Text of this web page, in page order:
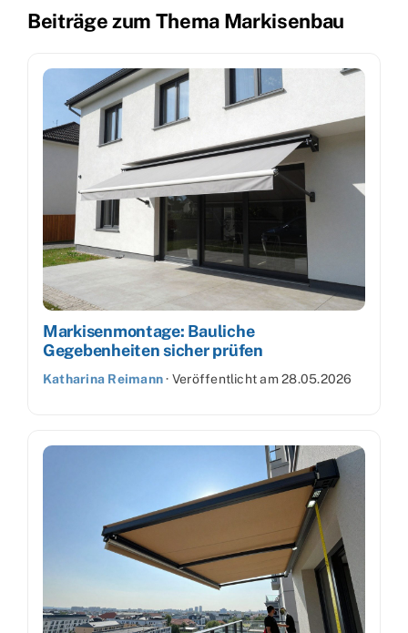
Beiträge zum Thema Markisenbau
Markisenmontage: Bauliche
Gegebenheiten sicher prüfen
Katharina Reimann· Veröffentlicht am28.05.2026